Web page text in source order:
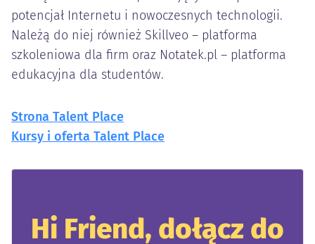
potencjał Internetu i nowoczesnych technologii.
Należą do niej również Skillveo – platforma
szkoleniowa dla firm oraz Notatek.pl – platforma
edukacyjna dla studentów.
Strona Talent Place
Kursy i oferta Talent Place
Hi Friend, dołącz do